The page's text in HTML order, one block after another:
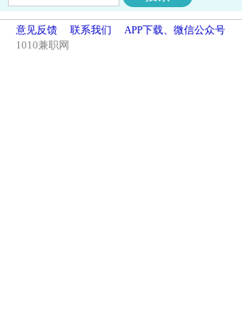
意见反馈 联系我们
APP下载、微信公众号
1010兼职网